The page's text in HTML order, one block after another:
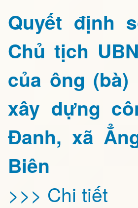
Quyết định
Chủ tịch
của ông
xây dựng
Đanh, xã
Biên
>>> Chi tiết